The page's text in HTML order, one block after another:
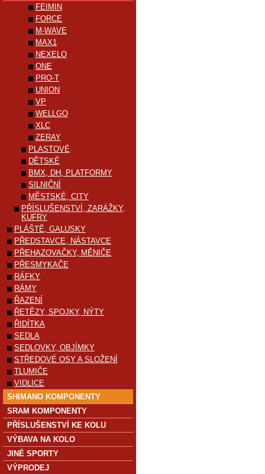
FEIMIN
FORCE
M-WAVE
MAX1
NEXELO
ONE
PRO-T
UNION
VP
WELLGO
XLC
ZERAY
PLASTOVÉ
DĚTSKÉ
BMX, DH, PLATFORMY
SILNIČNÍ
MĚSTSKÉ, CITY
PŘÍSLUŠENSTVÍ, ZARÁŽKY,
KUFRY
PLÁŠTĚ, GALUSKY
PŘEDSTAVCE, NÁSTAVCE
PŘEHAZOVAČKY, MĚNIČE
PŘESMYKAČE
RÁFKY
RÁMY
ŘAZENÍ
ŘETĚZY, SPOJKY, NÝTY
ŘIDÍTKA
SEDLA
SEDLOVKY, OBJÍMKY
STŘEDOVÉ OSY A SLOŽENÍ
TLUMIČE
VIDLICE
SHIMANO KOMPONENTY
SRAM KOMPONENTY
PŘÍSLUŠENSTVÍ KE KOLU
VÝBAVA NA KOLO
JINÉ SPORTY
VÝPRODEJ